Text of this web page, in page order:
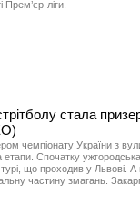
ліги.
стала
чемпіонату України з
етапи. Спочатку
що проходив у Львові.
частину змагань.